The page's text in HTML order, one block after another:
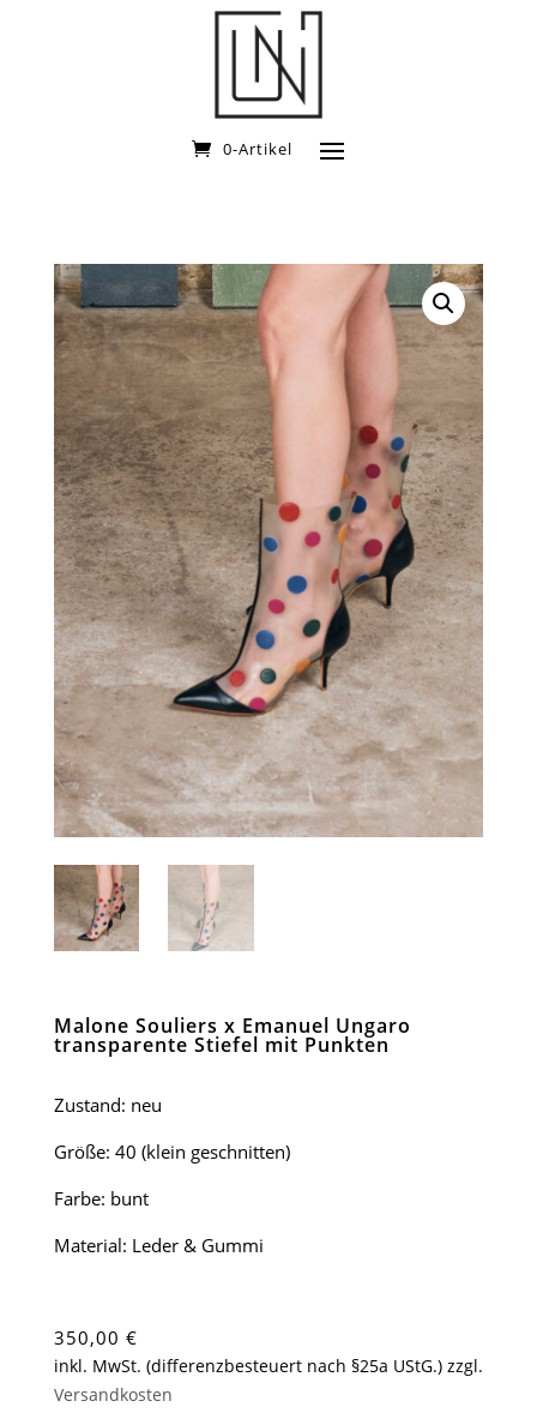
0-Artikel
Malone Souliers x Emanuel Ungaro
transparente Stiefel mit Punkten
Zustand: neu
Größe: 40 (klein geschnitten)
Farbe: bunt
Material: Leder & Gummi
350,00 €
inkl. MwSt. (differenzbesteuert nach §25a UStG.) zzgl.
Versandkosten